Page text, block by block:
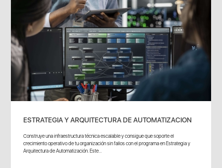
ESTRATEGIA Y ARQUITECTURA DE AUTOMATIZACION
Construye una infraestructura técnica escalable y consigue que soporte el
crecimiento operativo de tu organización sin fallos con el programa en Estrategia y
Arquitectura de Automatización. Este...